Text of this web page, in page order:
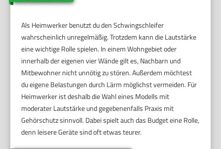
Als Heimwerker benutzt du den Schwingschleifer
wahrscheinlich unregelmäßig. Trotzdem kann die Lautstärke
eine wichtige Rolle spielen. In einem Wohngebiet oder
innerhalb der eigenen vier Wände gilt es, Nachbarn und
Mitbewohner nicht unnötig zu stören. Außerdem möchtest
du eigene Belastungen durch Lärm möglichst vermeiden. Für
Heimwerker ist deshalb die Wahl eines Modells mit
moderater Lautstärke und gegebenenfalls Praxis mit
Gehörschutz sinnvoll. Dabei spielt auch das Budget eine Rolle,
denn leisere Geräte sind oft etwas teurer.